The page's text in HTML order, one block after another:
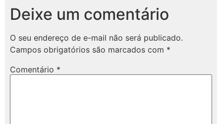
Deixe um comentário
O seu endereço de e-mail não será publicado.
Campos obrigatórios são marcados com *
Comentário *